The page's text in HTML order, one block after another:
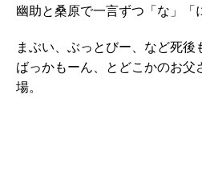
幽助と桑原で一言ずつ「な」「
まぶい、ぶっとびー、など死後
ばっかもーん、とどこかのお父
場。